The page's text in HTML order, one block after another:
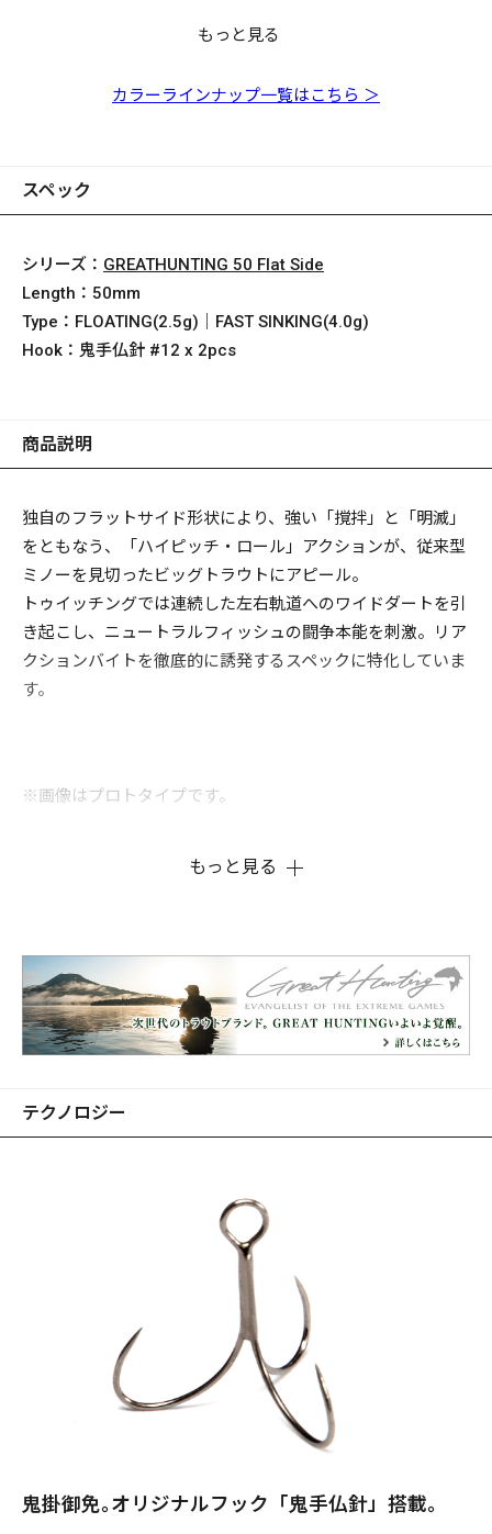
M ライムゴールド
M キンクロ
M アカキン
M ピンクバックOB
PM アユ
ゴーストパールライム
パーマークマットタイ
もっと見る
カラーラインナップ一覧はこちら ＞
スペック
シリーズ： GREATHUNTING 50 Flat Side
Length： 50mm
Type： FLOATING(2.5g)｜FAST SINKING(4.0g)
Hook： 鬼手仏針 #12 x 2pcs
商品説明
独自のフラットサイド形状により、強い「撹拌」と「明滅」
をともなう、「ハイピッチ・ロール」アクションが、従来型
ミノーを見切ったビッグトラウトにアピール。
トゥイッチングでは連続した左右軌道へのワイドダートを引
き起こし、ニュートラルフィッシュの闘争本能を刺激。リア
クションバイトを徹底的に誘発するスペックに特化していま
す。
※画像はプロトタイプです。
もっと見る
テクノロジー
鬼掛御免｡オリジナルフック「鬼手仏針」搭載。